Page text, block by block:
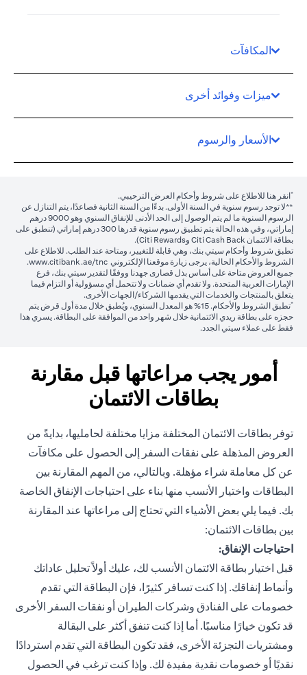
المكافآت
ميزات وفوائد أخرى
الأسعار والرسوم
*انقر هنا (opens in a new tab)للاطلاع على شروط وأحكام العرض الترحيبي.
**لا توجد رسوم سنوية في السنة الأولى. بدءًا من السنة الثانية فصاعدًا، يتم التنازل عن
الرسوم السنوية ما لم يتم الوصول إلى الحد الأدنى للإنفاق السنوي وهو 9000 درهم
إماراتي، وفي هذه الحالة يتم تطبيق رسوم سنوية قدرها 300 درهم إماراتي (تنطبق على
بطاقة الائتمان Citi Cash Back وCiti Rewards).
تطبق شروط وأحكام سيتي بنك، وهي قابلة للتغيير، ومتاحة عند الطلب. للاطلاع على
الشروط والأحكام الحالية، يرجى زيارة موقعنا الإلكتروني www.citibank.ae/tnc
(opens in a new tab).
جميع العروض متاحة على أساس بذل قصارى جهدنا ووفقًا لتقدير سيتي بنك، فرع
الإمارات العربية المتحدة. ولا تقدم أي ضمانات ولا تتحمل أي مسؤولية أو التزام فيما
يتعلق بالمنتجات والخدمات التي يقدمها الشركاء/الجهات الأخرى.
*تطبق الشروط والأحكام. 15%
هو المعدل السنوي، ويُطبق خلال مدة أول قرض يتم
حجزه على بطاقة ريدي الائتمانية خلال شهر واحد من الموافقة على البطاقة. يسري هذا
فقط على عملاء سيتي الجدد.
أمور يجب مراعاتها قبل مقارنة
بطاقات الائتمان
توفر بطاقات الائتمان المختلفة مزايا مختلفة لحامليها، بدايةً من
العروض المذهلة على نفقات السفر إلى الحصول على مكافآت
عن كل معاملة شراء مؤهلة. وبالتالي، من المهم المقارنة بين
البطاقات واختيار الأنسب منها بناء على احتياجات الإنفاق الخاصة
بك. فيما يلي بعض الأشياء التي تحتاج إلى مراعاتها عند المقارنة
بين بطاقات الائتمان:
احتياجات الإنفاق:
قبل اختيار بطاقة الائتمان الأنسب لك، عليك أولاً تحليل عاداتك
وأنماط إنفاقك. إذا كنت تسافر كثيرًا، فإن البطاقة التي تقدم
خصومات على الفنادق وشركات الطيران أو نفقات السفر الأخرى
قد تكون خيارًا مناسبًا. أما إذا كنت تنفق أكثر على البقالة
ومشتريات التجزئة الأخرى، فقد تكون البطاقة التي تقدم استردادًا
نقديًا أو خصومات نقدية مفيدة لك. وإذا كنت ترغب في الحصول